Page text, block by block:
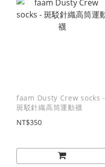
faam Dusty Crew socks -
斑駁針織高筒運動襪
NT$350